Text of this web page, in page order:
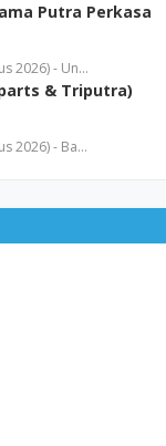
Putra Perkasa
2026) - Un…
& Triputra)
2026) - Ba…